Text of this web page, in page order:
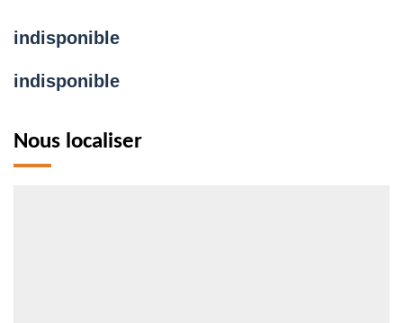
indisponible
indisponible
Nous localiser